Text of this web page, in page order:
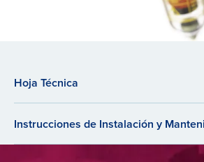
Hoja Técnica
Instrucciones de Instalación y